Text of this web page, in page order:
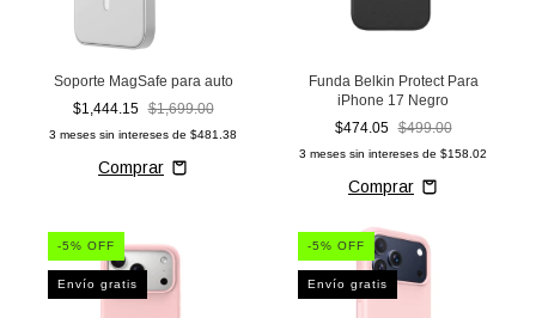
Soporte MagSafe para auto
$1,444.15 $1,699.00
3 meses sin intereses de $481.38
Funda Belkin Protect Para
iPhone 17 Negro
$474.05 $499.00
3 meses sin intereses de $158.02
-5% OFF
Envío gratis
-5% OFF
Envío gratis